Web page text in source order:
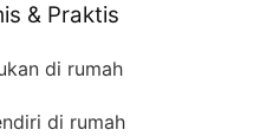
& Praktis
di rumah
di rumah